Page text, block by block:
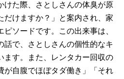
けた際、さとしさんの体臭が原
だけますか？」と案内され、家
ソードです。この出来事は、
話で、さとしさんの個性的なキ
ます。また、レンタカー回収の
が自腹でほぼタダ働き」「それ